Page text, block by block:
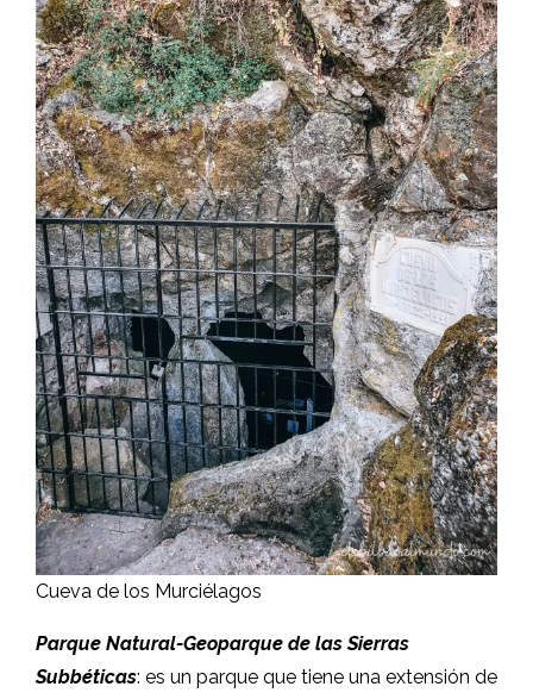
Cueva de los Murciélagos
Parque Natural-Geoparque de las Sierras
Subbéticas: es un parque que tiene una extensión de